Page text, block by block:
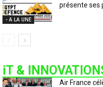
- A LA UNE
présente ses
iT &
Air France